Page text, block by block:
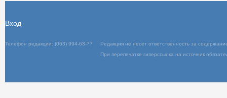
Телефон редакции: (063) 994-63-77
При